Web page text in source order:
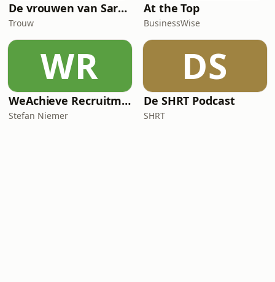
De vrouwen van Saramacca
Trouw
At the Top
BusinessWise
WR
WeAchieve Recruitment Marketing Podcast
Stefan Niemer
DS
De SHRT Podcast
SHRT